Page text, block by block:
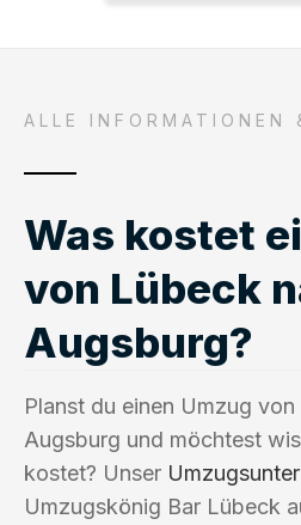
ALLE INFORMATIONEN
Was kostet
von Lübeck
Augsburg?
Planst du einen Umzug
Augsburg und möchtest
kostet? Unser
Umzugskönig Bar Lübeck